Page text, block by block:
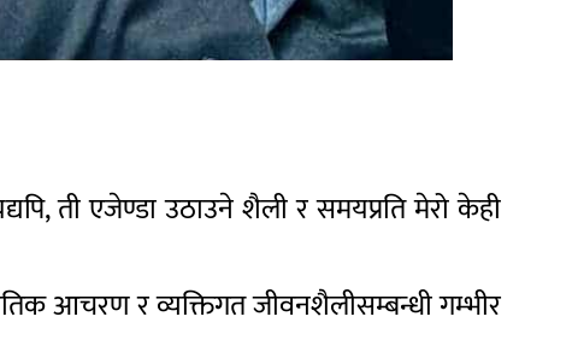
ती एजेण्डा उठाउने शैली र समयप्रति मेरो केही
आचरण र व्यक्तिगत जीवनशैलीसम्बन्धी गम्भीर